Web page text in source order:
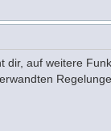
auf weitere